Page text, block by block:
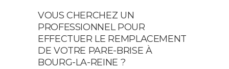
VOUS CHERCHEZ UN
PROFESSIONNEL POUR
EFFECTUER LE REMPLACEMENT
DE VOTRE PARE-BRISE À
BOURG-LA-REINE ?